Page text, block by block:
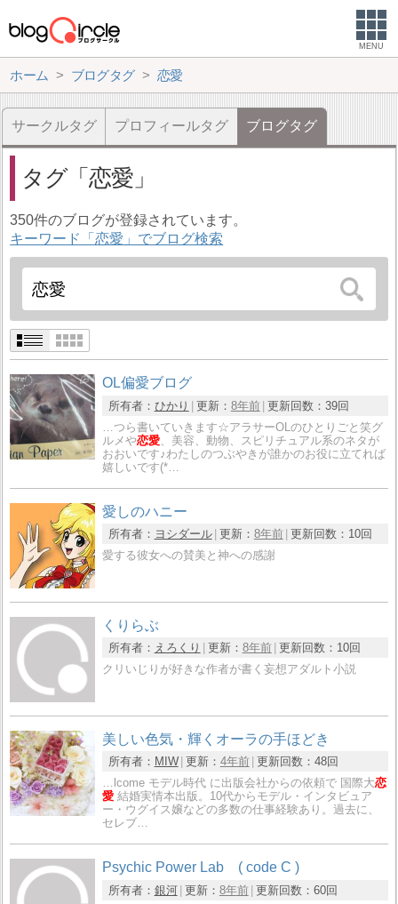
MENU
ホーム ブログタグ 恋愛
サークルタグ プロフィールタグ ブログタグ
タグ 恋愛
350件のブログが登録されています。
キーワード「恋愛」でブログ検索
OL偏愛ブログ
所有者： ひかり 更新： 8年前 更新回数： 39回
…つら書いていきます☆アラサーOLのひとりごと笑グ
ルメや恋愛 、美容、動物、スピリチュアル系のネタが
おおいです♪わたしのつぶやきが誰かのお役に立てれば
嬉しいです(*…
愛しのハニー
所有者： ヨシダール 更新： 8年前 更新回数： 10回
愛する彼女への賛美と神への感謝
くりらぶ
所有者： えろくり 更新： 8年前 更新回数： 10回
クリいじりが好きな作者が書く妄想アダルト小説
美しい色気・輝くオーラの手ほどき
所有者： MIW 更新： 4年前 更新回数： 48回
…lcome モデル時代 に出版会社からの依頼で 国際大恋
愛 結婚実情本出版。10代からモデル・インタビュア
ー・ウグイス嬢などの多数の仕事経験あり。過去に、
セレブ…
Psychic Power Lab ( code C )
所有者： 銀河 更新： 8年前 更新回数： 60回